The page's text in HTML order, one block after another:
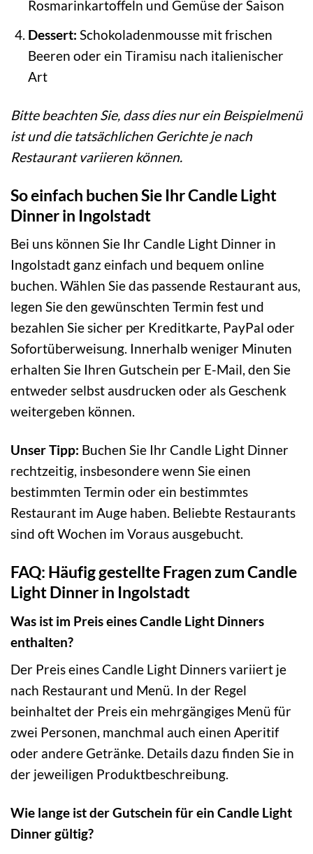
Rosmarinkartoffeln und Gemüse der Saison
Dessert: Schokoladenmousse mit frischen
Beeren oder ein Tiramisu nach italienischer
Art
Bitte beachten Sie, dass dies nur ein Beispielmenü
ist und die tatsächlichen Gerichte je nach
Restaurant variieren können.
So einfach buchen Sie Ihr Candle Light
Dinner in Ingolstadt
Bei uns können Sie Ihr Candle Light Dinner in
Ingolstadt ganz einfach und bequem online
buchen. Wählen Sie das passende Restaurant aus,
legen Sie den gewünschten Termin fest und
bezahlen Sie sicher per Kreditkarte, PayPal oder
Sofortüberweisung. Innerhalb weniger Minuten
erhalten Sie Ihren Gutschein per E-Mail, den Sie
entweder selbst ausdrucken oder als Geschenk
weitergeben können.
Unser Tipp: Buchen Sie Ihr Candle Light Dinner
rechtzeitig, insbesondere wenn Sie einen
bestimmten Termin oder ein bestimmtes
Restaurant im Auge haben. Beliebte Restaurants
sind oft Wochen im Voraus ausgebucht.
FAQ: Häufig gestellte Fragen zum Candle
Light Dinner in Ingolstadt
Was ist im Preis eines Candle Light Dinners
enthalten?
Der Preis eines Candle Light Dinners variiert je
nach Restaurant und Menü. In der Regel
beinhaltet der Preis ein mehrgängiges Menü für
zwei Personen, manchmal auch einen Aperitif
oder andere Getränke. Details dazu finden Sie in
der jeweiligen Produktbeschreibung.
Wie lange ist der Gutschein für ein Candle Light
Dinner gültig?